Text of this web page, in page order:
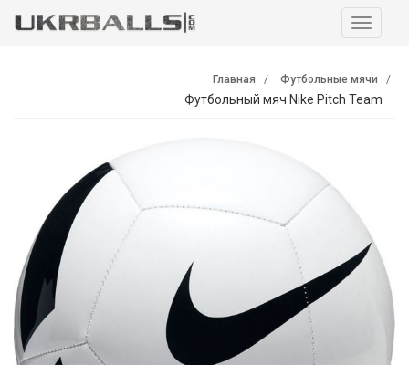
Главная Футбольные мячи
Футбольный мяч Nike Pitch Team